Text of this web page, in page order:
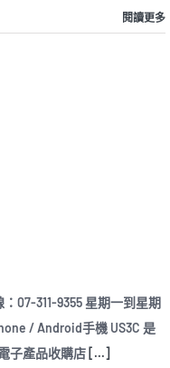
閱讀更多
07-311-9355 星期一到星期
/ Android手機 US3C 是
子產品收購店 [...]